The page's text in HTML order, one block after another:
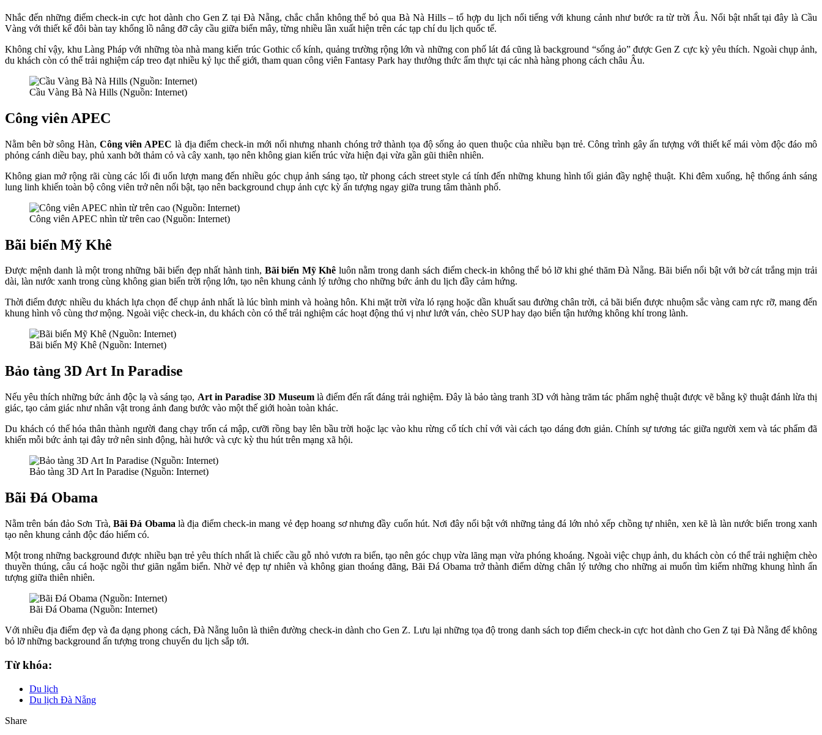
Nhắc đến những điểm check-in cực hot dành cho Gen Z tại Đà Nẵng, chắc chắn không thể bỏ qua Bà Nà Hills – tổ hợp du lịch nổi tiếng với khung cảnh như bước ra từ trời Âu. Nổi bật nhất tại đây là Cầu
Vàng với thiết kế đôi bàn tay khổng lồ nâng đỡ cây cầu giữa biển mây, từng nhiều lần xuất hiện trên các tạp chí du lịch quốc tế.
Không chỉ vậy, khu Làng Pháp với những tòa nhà mang kiến trúc Gothic cổ kính, quảng trường rộng lớn và những con phố lát đá cũng là background “sống ảo” được Gen Z cực kỳ yêu thích. Ngoài chụp ảnh,
du khách còn có thể trải nghiệm cáp treo đạt nhiều kỷ lục thế giới, tham quan công viên Fantasy Park hay thưởng thức ẩm thực tại các nhà hàng phong cách châu Âu.
Cầu Vàng Bà Nà Hills (Nguồn: Internet)
Công viên APEC
Nằm bên bờ sông Hàn, Công viên APEC là địa điểm check-in mới nổi nhưng nhanh chóng trở thành tọa độ sống ảo quen thuộc của nhiều bạn trẻ. Công trình gây ấn tượng với thiết kế mái vòm độc đáo mô
phỏng cánh diều bay, phủ xanh bởi thảm cỏ và cây xanh, tạo nên không gian kiến trúc vừa hiện đại vừa gần gũi thiên nhiên.
Không gian mở rộng rãi cùng các lối đi uốn lượn mang đến nhiều góc chụp ảnh sáng tạo, từ phong cách street style cá tính đến những khung hình tối giản đầy nghệ thuật. Khi đêm xuống, hệ thống ánh sáng
lung linh khiến toàn bộ công viên trở nên nổi bật, tạo nên background chụp ảnh cực kỳ ấn tượng ngay giữa trung tâm thành phố.
Công viên APEC nhìn từ trên cao (Nguồn: Internet)
Bãi biển Mỹ Khê
Được mệnh danh là một trong những bãi biển đẹp nhất hành tinh, Bãi biển Mỹ Khê luôn nằm trong danh sách điểm check-in không thể bỏ lỡ khi ghé thăm Đà Nẵng. Bãi biển nổi bật với bờ cát trắng mịn trải
dài, làn nước xanh trong cùng không gian biển trời rộng lớn, tạo nên khung cảnh lý tưởng cho những bức ảnh du lịch đầy cảm hứng.
Thời điểm được nhiều du khách lựa chọn để chụp ảnh nhất là lúc bình minh và hoàng hôn. Khi mặt trời vừa ló rạng hoặc dần khuất sau đường chân trời, cả bãi biển được nhuộm sắc vàng cam rực rỡ, mang đến
khung hình vô cùng thơ mộng. Ngoài việc check-in, du khách còn có thể trải nghiệm các hoạt động thú vị như lướt ván, chèo SUP hay dạo biển tận hưởng không khí trong lành.
Bãi biển Mỹ Khê (Nguồn: Internet)
Bảo tàng 3D Art In Paradise
Nếu yêu thích những bức ảnh độc lạ và sáng tạo, Art in Paradise 3D Museumlà điểm đến rất đáng trải nghiệm. Đây là bảo tàng tranh 3D với hàng trăm tác phẩm nghệ thuật được vẽ bằng kỹ thuật đánh lừa thị
giác, tạo cảm giác như nhân vật trong ảnh đang bước vào một thế giới hoàn toàn khác.
Du khách có thể hóa thân thành người đang chạy trốn cá mập, cưỡi rồng bay lên bầu trời hoặc lạc vào khu rừng cổ tích chỉ với vài cách tạo dáng đơn giản. Chính sự tương tác giữa người xem và tác phẩm đã
khiến mỗi bức ảnh tại đây trở nên sinh động, hài hước và cực kỳ thu hút trên mạng xã hội.
Bảo tàng 3D Art In Paradise (Nguồn: Internet)
Bãi Đá Obama
Nằm trên bán đảo Sơn Trà, Bãi Đá Obama là địa điểm check-in mang vẻ đẹp hoang sơ nhưng đầy cuốn hút. Nơi đây nổi bật với những tảng đá lớn nhỏ xếp chồng tự nhiên, xen kẽ là làn nước biển trong xanh
tạo nên khung cảnh độc đáo hiếm có.
Một trong những background được nhiều bạn trẻ yêu thích nhất là chiếc cầu gỗ nhỏ vươn ra biển, tạo nên góc chụp vừa lãng mạn vừa phóng khoáng. Ngoài việc chụp ảnh, du khách còn có thể trải nghiệm chèo
thuyền thúng, câu cá hoặc ngồi thư giãn ngắm biển. Nhờ vẻ đẹp tự nhiên và không gian thoáng đãng, Bãi Đá Obama trở thành điểm dừng chân lý tưởng cho những ai muốn tìm kiếm những khung hình ấn
tượng giữa thiên nhiên.
Bãi Đá Obama (Nguồn: Internet)
Với nhiều địa điểm đẹp và đa dạng phong cách, Đà Nẵng luôn là thiên đường check-in dành cho Gen Z. Lưu lại những tọa độ trong danh sách top điểm check-in cực hot dành cho Gen Z tại Đà Nẵng để không
bỏ lỡ những background ấn tượng trong chuyến du lịch sắp tới.
Từ khóa:
Du lịch
Du lịch Đà Nẵng
Share